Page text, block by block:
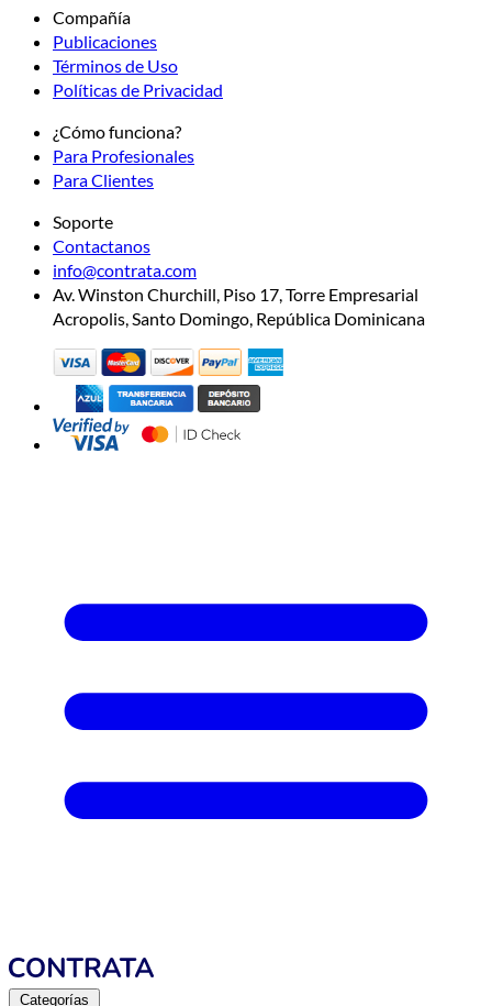
Compañía
Publicaciones
Términos de Uso
Políticas de Privacidad
¿Cómo funciona?
Para Profesionales
Para Clientes
Soporte
Contactanos
info@contrata.com
Av. Winston Churchill, Piso 17, Torre Empresarial
Acropolis, Santo Domingo, República Dominicana
Categorías